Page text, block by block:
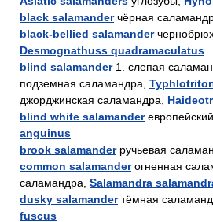
black salamander чёрная
black-bellied salamander
Desmognathuss quadramaculatus
blind salamander 1. слепая
подземная саламандра,
джорджинская саламандра,
blind white salamander
anguinus
brook salamander ручьевая
common salamander огненная
саламандра, Salamandra
dusky salamander тёмная
fuscus